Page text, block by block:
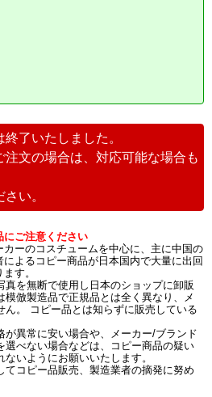
了いたしました。
文の場合は、対応可能な場合も
い。
にご注意ください
カーのコスチュームを中心に、主に中国の
によるコピー商品が日本国内で大量に出回
す。
真を無断で使用し日本のショップに卸販
倣製造品で正規品とは全く異なり、メ
ん。 コピー品とは知らずに販売している
が異常に安い場合や、メーカー/ブランド
選べない場合などは、コピー商品の疑い
いようにお願いいたします。
てコピー品販売、製造業者の摘発に努め